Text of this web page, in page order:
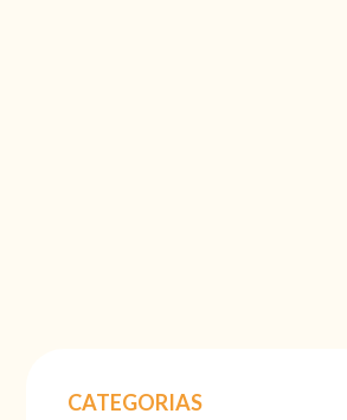
CATEGORIAS